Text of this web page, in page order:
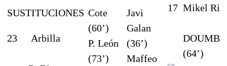
SUSTITUCIONES
23 Arbilla
Cote
(60’)
P. León
(73’)
Javi
Galan
(36’)
Maffeo
17 Mikel
(64’)